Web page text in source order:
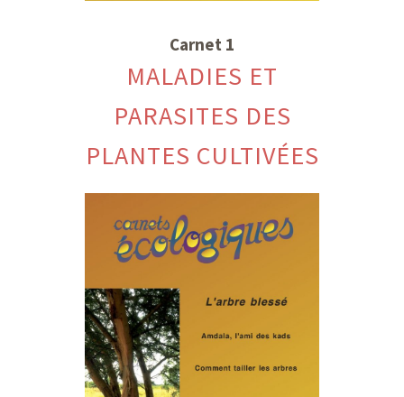
Carnet 1
MALADIES ET
PARASITES DES
PLANTES CULTIVÉES